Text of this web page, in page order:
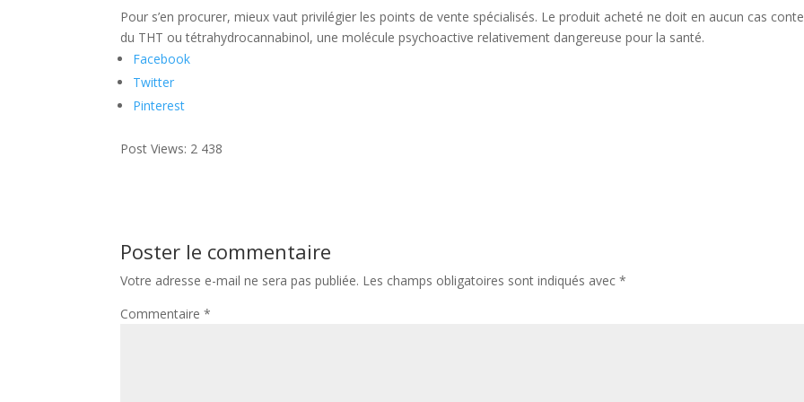
Pour s’en procurer, mieux vaut privilégier les points de vente spécialisés. Le produit acheté ne doit en aucun cas
du THT ou tétrahydrocannabinol, une molécule psychoactive relativement dangereuse pour la santé.
Facebook
Twitter
Pinterest
Post Views: 2 438
Poster le commentaire
Votre adresse e-mail ne sera pas publiée. Les champs obligatoires sont indiqués avec*
Commentaire*